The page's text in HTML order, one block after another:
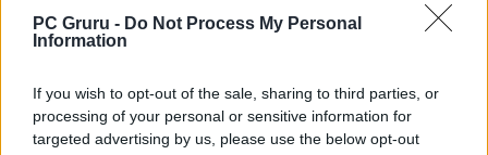
PC Gruru - Do Not Process My Personal
Information
If you wish to opt-out of the sale, sharing to third parties, or
processing of your personal or sensitive information for
targeted advertising by us, please use the below opt-out
Spaeny jövőre a Tőrbe ejtve új részében, a
Wake Up Dead Manbenis feltűnik majd.
Szerző:Britpopper
Dátum:2024.08.15 20:00